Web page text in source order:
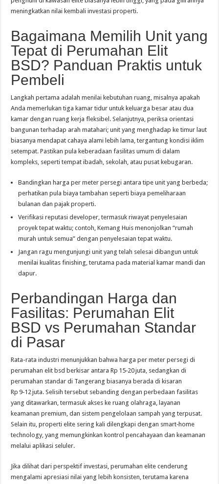
meningkatkan nilai kembali investasi properti.
Bagaimana Memilih Unit yang
Tepat di Perumahan Elit
BSD? Panduan Praktis untuk
Pembeli
Langkah pertama adalah menilai kebutuhan ruang, misalnya apakah
Anda memerlukan tiga kamar tidur untuk keluarga besar atau dua
kamar dengan ruang kerja fleksibel. Selanjutnya, periksa orientasi
bangunan terhadap arah matahari; unit yang menghadap ke timur laut
biasanya mendapat cahaya alami lebih lama, tergantung kondisi iklim
setempat. Pastikan pula keberadaan fasilitas umum di dalam
kompleks, seperti tempat ibadah, sekolah, atau pusat kebugaran.
Bandingkan harga per meter persegi antara tipe unit yang berbeda;
perhatikan pula biaya tambahan seperti biaya pemeliharaan
bulanan dan pajak properti.
Verifikasi reputasi developer, termasuk riwayat penyelesaian
proyek tepat waktu; contoh, Kemang Huis menonjolkan “rumah
murah untuk semua” dengan penyelesaian tepat waktu.
Jangan ragu mengunjungi unit yang telah selesai dibangun untuk
menilai kualitas finishing, terutama pada material kamar mandi dan
dapur.
Perbandingan Harga dan
Fasilitas: Perumahan Elit
BSD vs Perumahan Standar
di Pasar
Rata-rata industri menunjukkan bahwa harga per meter persegi di
perumahan elit bsd berkisar antara Rp 15‑20 juta, sedangkan di
perumahan standar di Tangerang biasanya berada di kisaran
Rp 9‑12 juta. Selisih tersebut sebanding dengan perbedaan fasilitas
yang ditawarkan, termasuk akses ke ruang olahraga, layanan
keamanan premium, dan sistem pengelolaan sampah yang terpusat.
Selain itu, properti elite sering kali dilengkapi dengan smart‑home
technology, yang memungkinkan kontrol pencahayaan dan keamanan
melalui aplikasi seluler.
Jika dilihat dari perspektif investasi, perumahan elite cenderung
mengalami apresiasi nilai yang lebih konsisten, terutama karena